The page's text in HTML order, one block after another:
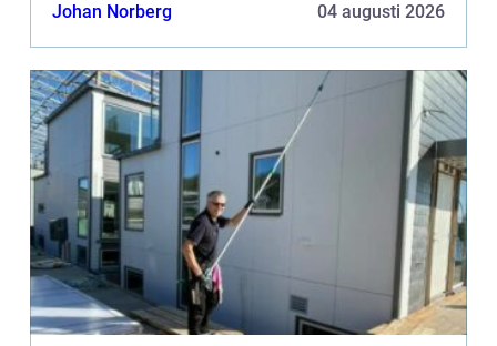
Johan Norberg 04 augusti 2026